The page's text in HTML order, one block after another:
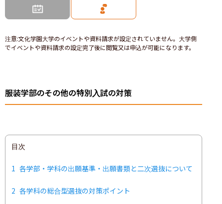
注意:文化学園大学のイベントや資料請求が設定されていません。大学側
でイベントや資料請求の設定完了後に閲覧又は申込が可能になります。
服装学部のその他の特別入試の対策
目次
1 各学部・学科の出願基準・出願書類と二次選抜について
2 各学科の総合型選抜の対策ポイント